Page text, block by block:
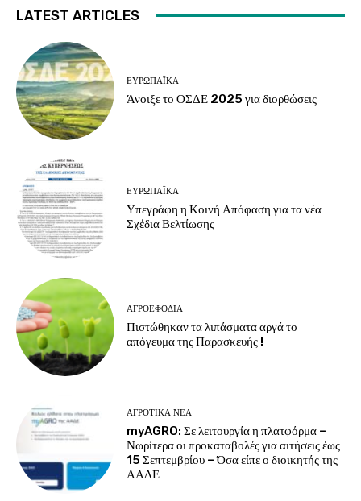
LATEST ARTICLES
ΕΥΡΩΠΑΪΚΆ
Άνοιξε το ΟΣΔΕ 2025 για διορθώσεις
ΕΥΡΩΠΑΪΚΆ
Υπεγράφη η Κοινή Απόφαση για τα νέα
Σχέδια Βελτίωσης
ΑΓΡΟΕΦΌΔΙΑ
Πιστώθηκαν τα λιπάσματα αργά το
απόγευμα της Παρασκευής !
ΑΓΡΟΤΙΚΆ ΝΈΑ
myAGRO: Σε λειτουργία η πλατφόρμα –
Νωρίτερα οι προκαταβολές για αιτήσεις έως
15 Σεπτεμβρίου – Όσα είπε ο διοικητής της
ΑΑΔΕ